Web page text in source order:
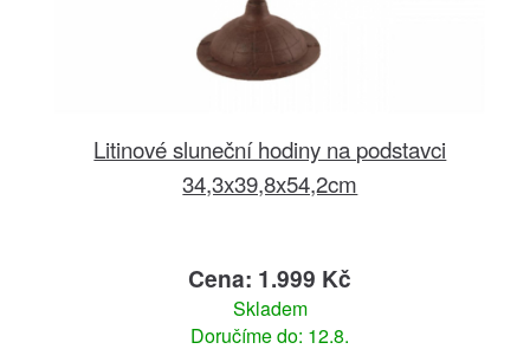
Litinové sluneční hodiny na podstavci
34,3x39,8x54,2cm
Cena: 1.999 Kč
Skladem
Doručíme do: 12.8.